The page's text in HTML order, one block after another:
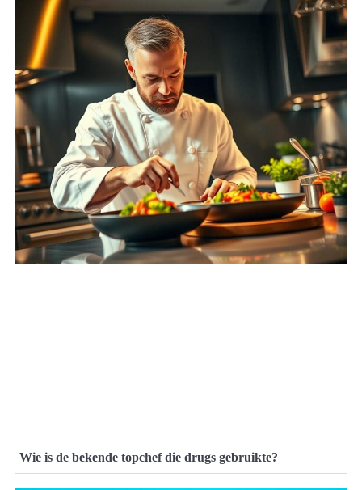
Wie is de bekende topchef die drugs gebruikte?